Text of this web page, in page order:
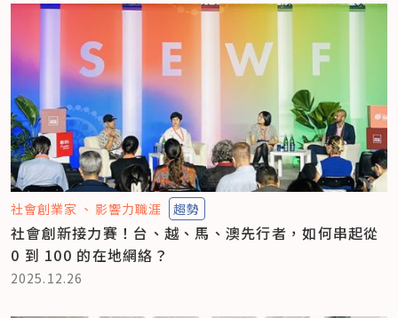
社會創業家 影響力職涯 趨勢
社會創新接力賽！台、越、馬、澳先行者，如何串起從
0 到 100 的在地網絡？
2025.12.26